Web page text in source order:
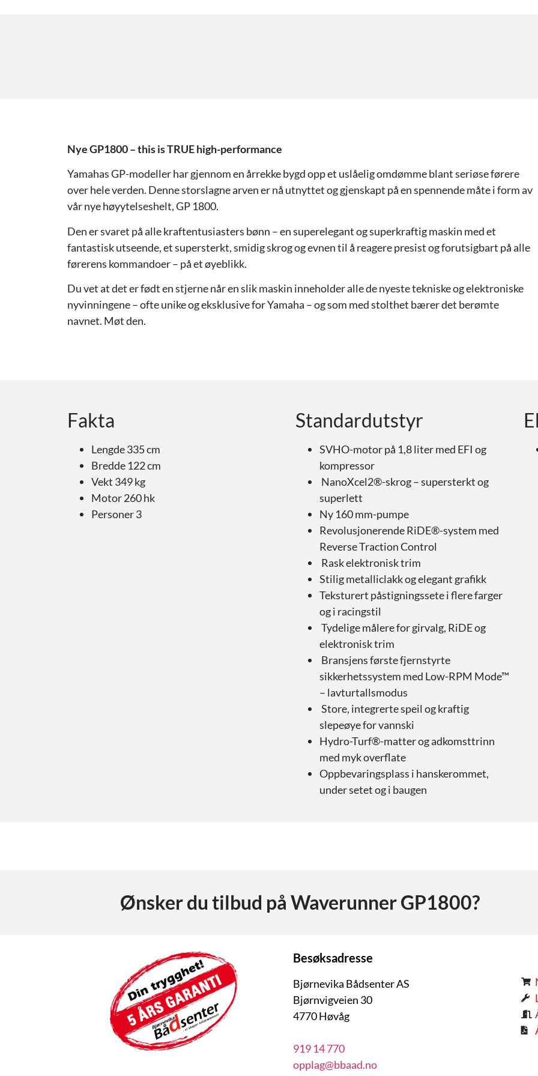
Nye GP1800 – this is TRUE high-performance
Yamahas GP-modeller har gjennom en årrekke bygd opp et uslåelig omdømme blant seriøse førere
over hele verden. Denne storslagne arven er nå utnyttet og gjenskapt på en spennende måte i form av
vår nye høyytelseshelt, GP 1800.
Den er svaret på alle kraftentusiasters bønn – en superelegant og superkraftig maskin med et
fantastisk utseende, et supersterkt, smidig skrog og evnen til å reagere presist og forutsigbart på alle
førerens kommandoer – på et øyeblikk.
Du vet at det er født en stjerne når en slik maskin inneholder alle de nyeste tekniske og elektroniske
nyvinningene – ofte unike og eksklusive for Yamaha – og som med stolthet bærer det berømte
navnet. Møt den.
Fakta
Lengde 335 cm
Bredde 122 cm
Vekt 349 kg
Motor 260 hk
Personer 3
Standardutstyr
SVHO-motor på 1,8 liter med EFI og
kompressor
NanoXcel2®-skrog – supersterkt og
superlett
Ny 160 mm-pumpe
Revolusjonerende RiDE®-system med
Reverse Traction Control
Rask elektronisk trim
Stilig metalliclakk og elegant grafikk
Teksturert påstigningssete i flere farger
og i racingstil
Tydelige målere for girvalg, RiDE og
elektronisk trim
Bransjens første fjernstyrte
sikkerhetssystem med Low-RPM Mode™
– lavturtallsmodus
Store, integrerte speil og kraftig
slepeøye for vannski
Hydro-Turf®-matter og adkomsttrinn
med myk overflate
Oppbevaringsplass i hanskerommet,
under setet og i baugen
Ønsker du tilbud på Waverunner GP1800?
Besøksadresse
Bjørnevika Bådsenter AS
Bjørnvigveien 30
4770 Høvåg
919 14 770
opplag@bbaad.no